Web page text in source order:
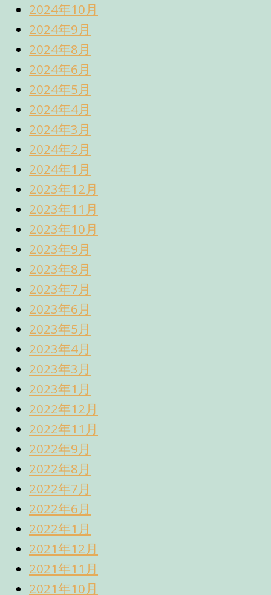
2024年10月
2024年9月
2024年8月
2024年6月
2024年5月
2024年4月
2024年3月
2024年2月
2024年1月
2023年12月
2023年11月
2023年10月
2023年9月
2023年8月
2023年7月
2023年6月
2023年5月
2023年4月
2023年3月
2023年1月
2022年12月
2022年11月
2022年9月
2022年8月
2022年7月
2022年6月
2022年1月
2021年12月
2021年11月
2021年10月